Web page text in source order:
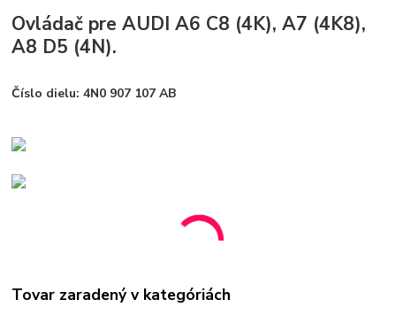
Ovládač pre AUDI A6 C8 (4K), A7 (4K8),
A8 D5 (4N).
Číslo dielu: 4N0 907 107 AB
Tovar zaradený v kategóriách